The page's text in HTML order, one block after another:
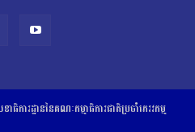
រដ្ឋាននៃគណៈកម្មាធិការជាតិប្រចាំភេរវកម្ម